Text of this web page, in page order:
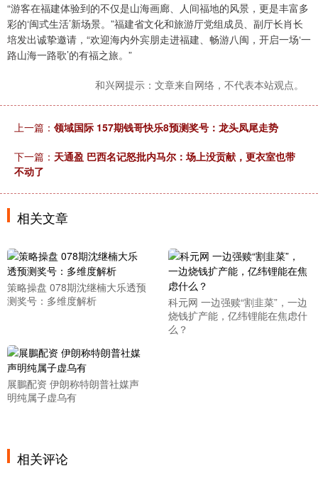
“游客在福建体验到的不仅是山海画廊、人间福地的风景，更是丰富多
彩的‘闽式生活’新场景。”福建省文化和旅游厅党组成员、副厅长肖长
培发出诚挚邀请，“欢迎海内外宾朋走进福建、畅游八闽，开启一场‘一
路山海一路歌’的有福之旅。”
和兴网提示：文章来自网络，不代表本站观点。
上一篇： 领域国际 157期钱哥快乐8预测奖号：龙头凤尾走势
下一篇： 天通盈 巴西名记怒批内马尔：场上没贡献，更衣室也带
不动了
相关文章
策略操盘 078期沈继楠大乐透预
测奖号：多维度解析
科元网 一边强赎“割韭菜”，一边
烧钱扩产能，亿纬锂能在焦虑什
么？
展鵬配资 伊朗称特朗普社媒声
明纯属子虚乌有
相关评论